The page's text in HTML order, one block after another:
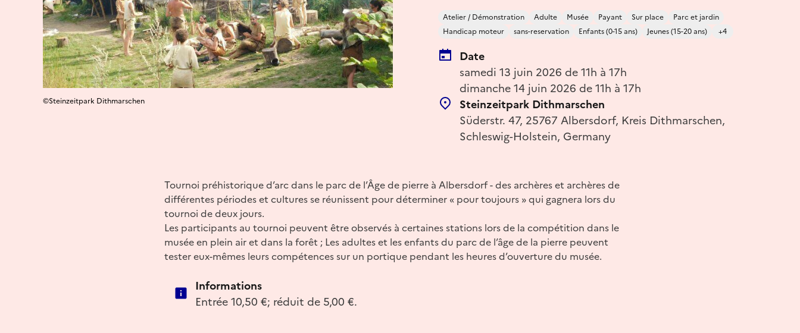
Atelier / Démonstration Adulte Musée Payant Sur place
Parc et jardin
Handicap moteur
sans-reservation Enfants (0-15 ans) Jeunes (15-20 ans) +4
Date
samedi 13 juin 2026 de 11h à 17h
dimanche 14 juin 2026 de 11h à 17h
Steinzeitpark Dithmarschen
Süderstr. 47, 25767 Albersdorf, Kreis Dithmarschen,
Schleswig-Holstein, Germany
©Steinzeitpark Dithmarschen
Tournoi préhistorique d’arc dans le parc de l’Âge de pierre à Albersdorf - des archères et archères de
différentes périodes et cultures se réunissent pour déterminer « pour toujours » qui gagnera lors du
tournoi de deux jours.
Les participants au tournoi peuvent être observés à certaines stations lors de la compétition dans le
musée en plein air et dans la forêt ; Les adultes et les enfants du parc de l’âge de la pierre peuvent
tester eux-mêmes leurs compétences sur un portique pendant les heures d’ouverture du musée.
Informations
Entrée 10,50 €; réduit de 5,00 €.